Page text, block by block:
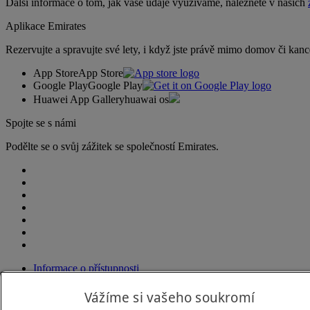
Aplikace Emirates
Rezervujte a spravujte své lety, i když jste právě mimo domov či
App StoreApp Store
Google PlayGoogle Play
Huawei App Galleryhuawai os
Spojte se s námi
Podělte se o svůj zážitek se společností Emirates.
Informace o přístupnosti
Zásady ochrany osobních údajů
Všeobecné podmínkyVážíme si vašeho soukromí